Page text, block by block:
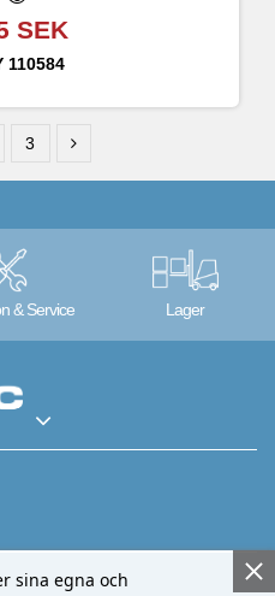
streaming stereo playback.
SEK
110584
3
& Service Lager
sina egna och